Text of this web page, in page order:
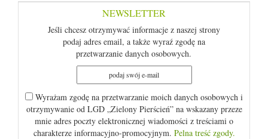
NEWSLETTER
Jeśli chcesz otrzymywać informacje z naszej strony
podaj adres email, a także wyraź zgodę na
przetwarzanie danych osobowych.
Wyrażam zgodę na przetwarzanie moich danych osobowych i
otrzymywanie od LGD „Zielony Pierścień” na wskazany przeze
mnie adres poczty elektronicznej wiadomości z treściami o
charakterze informacyjno-promocyjnym. Pelna treść zgody.